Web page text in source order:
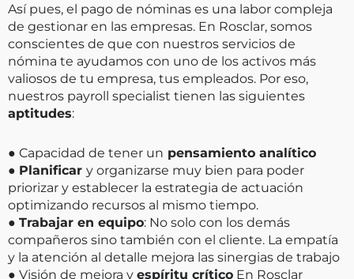
Así pues, el pago de nóminas es una labor compleja
de gestionar en las empresas. En Rosclar, somos
conscientes de que con nuestros servicios de
nómina te ayudamos con uno de los activos más
valiosos de tu empresa, tus empleados. Por eso,
nuestros payroll specialist tienen las siguientes
aptitudes:
● Capacidad de tener un pensamiento analítico
● Planificar y organizarse muy bien para poder
priorizar y establecer la estrategia de actuación
optimizando recursos al mismo tiempo.
● Trabajar en equipo: No solo con los demás
compañeros sino también con el cliente. La empatía
y la atención al detalle mejora las sinergias de trabajo
● Visión de mejora y espíritu crítico En Rosclar